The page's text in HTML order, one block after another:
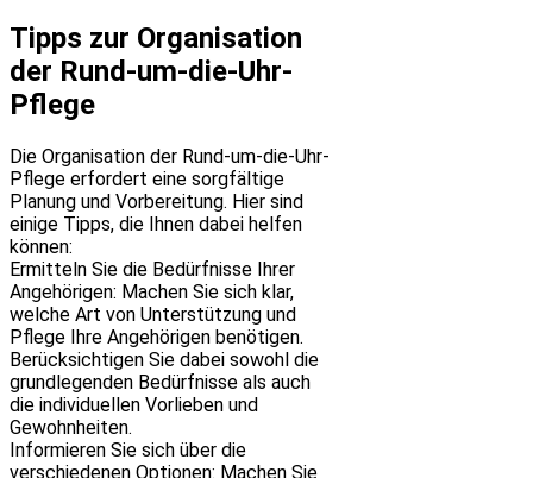
Tipps zur Organisation
der Rund-um-die-Uhr-
Pflege
Die Organisation der Rund-um-die-Uhr-
Pflege erfordert eine sorgfältige
Planung und Vorbereitung. Hier sind
einige Tipps, die Ihnen dabei helfen
können:
Ermitteln Sie die Bedürfnisse Ihrer
Angehörigen: Machen Sie sich klar,
welche Art von Unterstützung und
Pflege Ihre Angehörigen benötigen.
Berücksichtigen Sie dabei sowohl die
grundlegenden Bedürfnisse als auch
die individuellen Vorlieben und
Gewohnheiten.
Informieren Sie sich über die
verschiedenen Optionen: Machen Sie